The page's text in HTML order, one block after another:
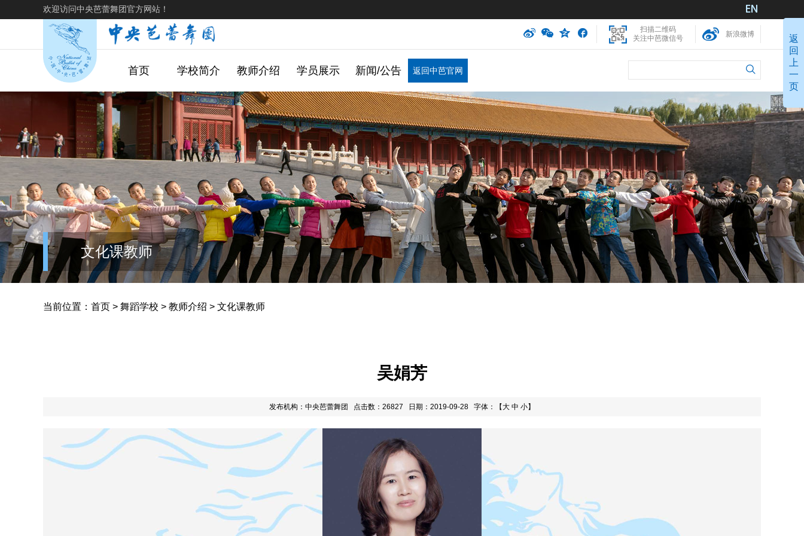
返
回
上
一
页
欢迎访问中央芭蕾舞团官方网站！
扫描二维码
关注中芭微信号
新浪微博
首页 学校简介 教师介绍 学员展示 新闻/公告 返回中芭官网
文化课教师
当前位置： 首页 > 舞蹈学校 > 教师介绍 > 文化课教师
吴娟芳
发布机构：中央芭蕾舞团 点击数：26827 日期：2019-09-28 字体：【大 中 小】